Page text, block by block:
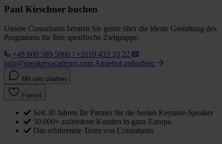
Paul Kirschner buchen
Unsere Consultants beraten Sie gerne über die ideale Gestaltung des
Programms für Ihre spezifische Zielgruppe.
+49 800 589 5006 / +3110 433 33 22
info@speakersacademy.com Angebot anfordern
Mit uns chatten
Favorit
Seit 30 Jahren Ihr Partner für die besten Keynote-Speaker
50.000+ zufriedene Kunden in ganz Europa
Das erfahrenste Team von Consultants